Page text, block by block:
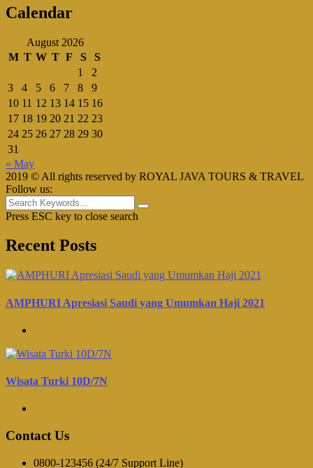
Calendar
August 2026
M T W T F S
S
1
2
3
4 5 6 7 8
9
10 11 12 13 14 15 16
17 18 19 20 21 22 23
24 25 26 27 28 29 30
31
« May
2019 © All rights reserved by ROYAL JAVA TOURS & TRAVEL
Follow us:
Press ESC key to close search
Recent Posts
AMPHURI Apresiasi Saudi yang Umumkan Haji 2021
Wisata Turki 10D/7N
Contact Us
0800-123456 (24/7 Support Line)